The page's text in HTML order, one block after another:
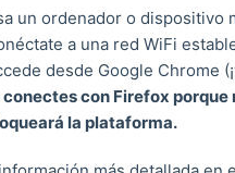
un ordenador o dispositivo
a una red WiFi
desde Google Chrome
con Firefox porque
la plataforma.